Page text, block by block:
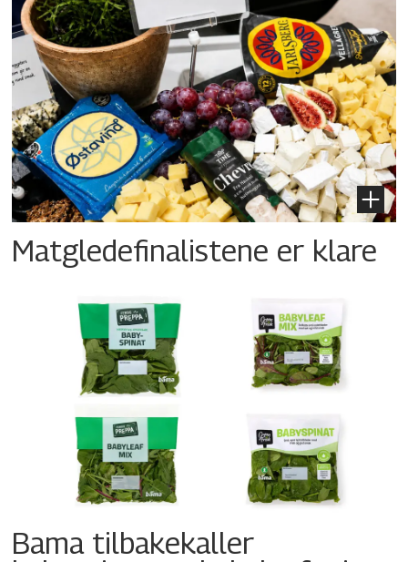
Matgledefinalistene er klare
Bama tilbakekaller